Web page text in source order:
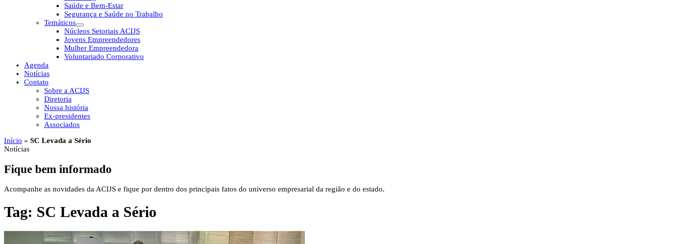
Saúde e Bem-Estar
Segurança e Saúde no Trabalho
Temáticos
Núcleos Setoriais ACIJS
Jovens Empreendedores
Mulher Empreendedora
Voluntariado Corporativo
Agenda
Notícias
Contato
Sobre a ACIJS
Diretoria
Nossa história
Ex-presidentes
Associados
Início » SC Levada a Sério
Notícias
Fique bem informado
Acompanhe as novidades da ACIJS e fique por dentro dos principais fatos do universo empresarial da região e do estado.
Tag: SC Levada a Sério